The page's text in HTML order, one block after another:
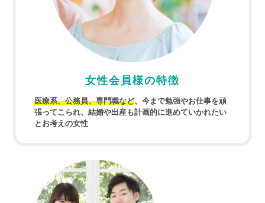
女性会員様の特徴
医療系、公務員、専門職など、今まで勉強やお仕事を頑
張ってこられ、結婚や出産も計画的に進めていかれたい
とお考えの女性